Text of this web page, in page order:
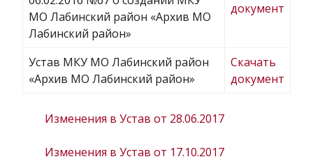
МО Лабинский район «Архив МО
Лабинский район»
документ
Устав МКУ МО Лабинский район
«Архив МО Лабинский район»
Скачать
документ
Изменения в Устав от 28.06.2017
Изменения в Устав от 17.10.2017